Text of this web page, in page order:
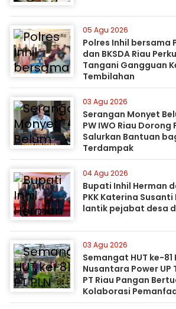
05 Agu 2026
Polres Inhil bersama
dan BKSDA Riau
Tangani Gangguan
Tembilahan
03 Agu 2026
Serangan Monyet
PW IWO Riau
Salurkan Bantuan
Terdampak
04 Agu 2026
Bupati Inhil Herman
PKK Katerina Susanti
lantik pejabat desa
03 Agu 2026
Semangat HUT ke-81
Nusantara Power UP
PT Riau Pangan
Kolaborasi
FABA untuk Dukung